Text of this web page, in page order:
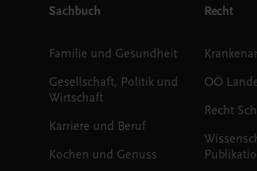
Sachbuch
Familie und Gesundheit
Gesellschaft, Politik und
Wirtschaft
Karriere und Beruf
Kochen und Genuss
Recht
OÖ
Recht